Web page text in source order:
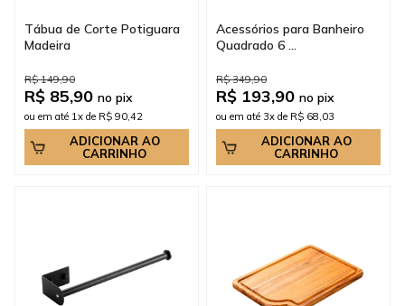
Tábua de Corte Potiguara
Madeira
R$ 149,90
R$ 85,90 no pix
ou em até 1x de R$ 90,42
ADICIONAR AO
CARRINHO
Acessórios para Banheiro
Quadrado 6 ...
R$ 349,90
R$ 193,90 no pix
ou em até 3x de R$ 68,03
ADICIONAR AO
CARRINHO